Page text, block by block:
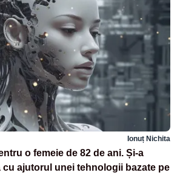
Ionuț Nichita
o femeie de 82 de ani. Și-a
cu ajutorul unei tehnologii bazate pe